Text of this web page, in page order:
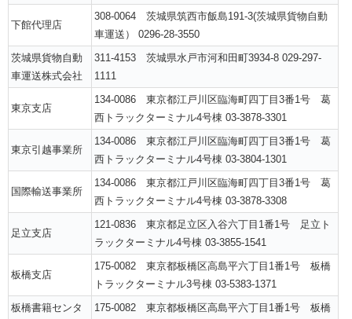
下館代理店
308-0064 茨城県筑西市飯島191-3(茨城県貨物自動
車運送） 0296-28-3550
茨城県貨物自動
車運送株式会社
311-4153 茨城県水戸市河和田町3934-8 029-297-
1111
東京支店
134-0086 東京都江戸川区臨海町四丁目3番1号 葛
西トラックターミナル4号棟 03-3878-3301
東京引越事業所
134-0086 東京都江戸川区臨海町四丁目3番1号 葛
西トラックターミナル4号棟 03-3804-1301
国際輸送事業所
134-0086 東京都江戸川区臨海町四丁目3番1号 葛
西トラックターミナル4号棟 03-3878-3308
足立支店
121-0836 東京都足立区入谷六丁目1番1号 足立ト
ラックターミナル4号棟 03-3855-1541
板橋支店
175-0082 東京都板橋区高島平六丁目1番1号 板橋
トラックターミナル3号棟 03-5383-1371
板橋書籍センタ
175-0082 東京都板橋区高島平六丁目1番1号 板橋